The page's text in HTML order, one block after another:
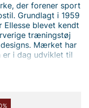
der forener sport
Grundlagt i 1959
Ellesse blevet kendt
træningstøj
Mærket har
er i dag udviklet til
af modebevidste